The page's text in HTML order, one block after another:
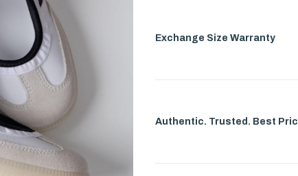
Exchange Size Warranty
Authentic. Trusted. Best